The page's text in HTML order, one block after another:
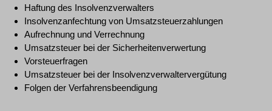
Haftung des Insolvenzverwalters
Insolvenzanfechtung von Umsatzsteuerzahlungen
Aufrechnung und Verrechnung
Umsatzsteuer bei der Sicherheitenverwertung
Vorsteuerfragen
Umsatzsteuer bei der Insolvenzverwaltervergütung
Folgen der Verfahrensbeendigung